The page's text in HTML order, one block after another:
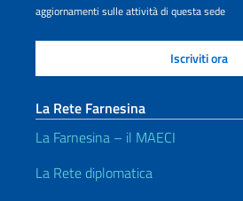
aggiornamenti sulle attività di questa sede
La Rete Farnesina
La Farnesina – il MAECI
La Rete diplomatica